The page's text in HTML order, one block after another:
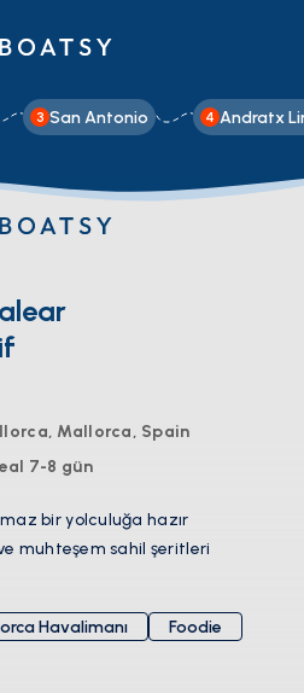
3 San Antonio 4 Andratx
Mallorca, Spain
7-8 gün
bir yolculuğa hazır
muhteşem sahil şeritleri
Havalimanı Foodie